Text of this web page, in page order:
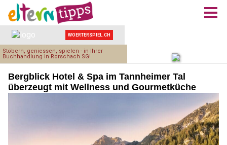
Bergblick Hotel & Spa im Tannheimer Tal
überzeugt mit Wellness und Gourmetküche